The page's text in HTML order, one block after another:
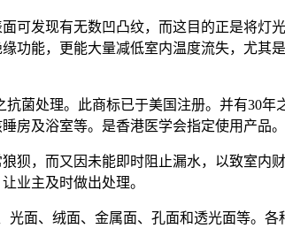
可发现有无数凹凸纹，而这目的正是将灯
功能，更能大量减低室内温度流失，尤
菌处理。此商标已于美国注册。并有30
房及浴室等。是香港医学会指定使用产品。
狈，而又因未能即时阻止漏水，以致室内
业主及时做出处理。
面、绒面、金属面、孔面和透光面等。各